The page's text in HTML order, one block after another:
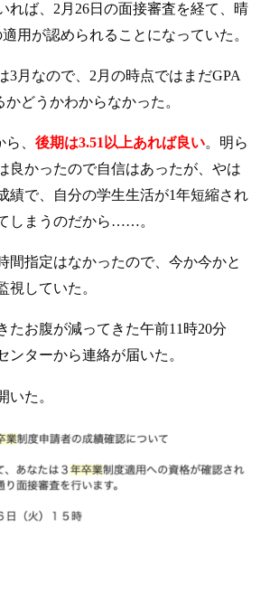
れば、2月26日の面接審査を経て、晴
用が認められることになっていた。
3月なので、2月の時点ではまだGPA
どうかわからなかった。
ら、後期は3.51以上あれば良い。明ら
良かったので自信はあったが、やは
績で、自分の学生生活が1年短縮され
しまうのだから……。
間指定はなかったので、今か今かと
視していた。
たお腹が減ってきた午前11時20分
ンターから連絡が届いた。
いた。